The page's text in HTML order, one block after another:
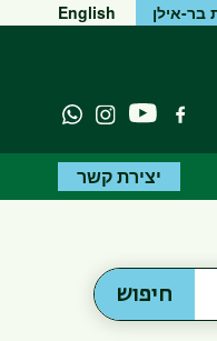
בר-אילן English
פייסבוקיוטיוב Instagram
יצירת קשר
חיפוש